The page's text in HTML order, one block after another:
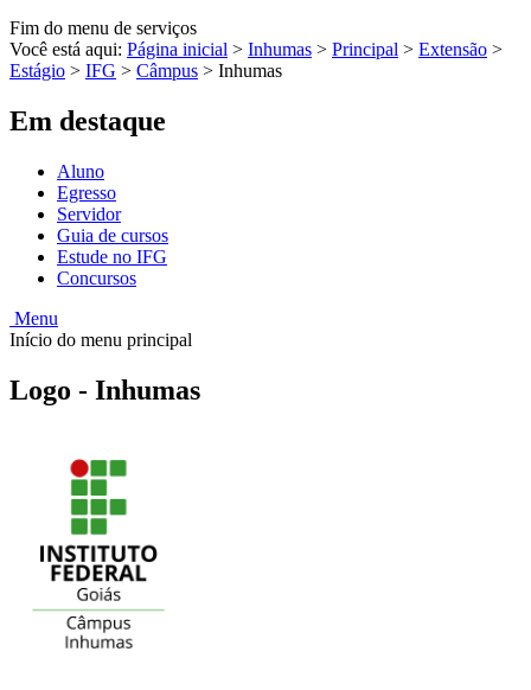
Fim do menu de serviços
Você está aqui: Página inicial > Inhumas > Principal > Extensão >
Estágio > IFG > Câmpus > Inhumas
Em destaque
Aluno
Egresso
Servidor
Guia de cursos
Estude no IFG
Concursos
Menu
Início do menu principal
Logo - Inhumas